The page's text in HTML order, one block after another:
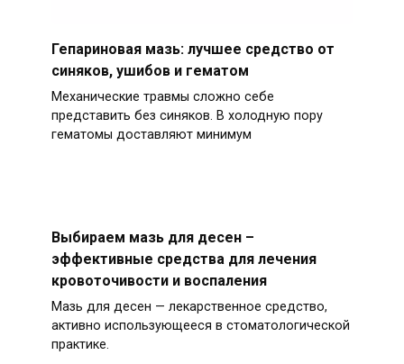
Гепариновая мазь: лучшее средство от
синяков, ушибов и гематом
Механические травмы сложно себе
представить без синяков. В холодную пору
гематомы доставляют минимум
Выбираем мазь для десен –
эффективные средства для лечения
кровоточивости и воспаления
Мазь для десен — лекарственное средство,
активно использующееся в стоматологической
практике.